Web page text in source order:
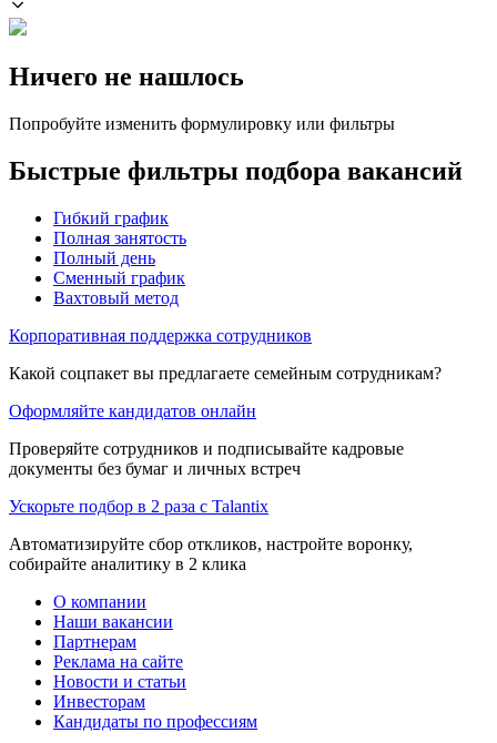
Ничего не нашлось
Попробуйте изменить формулировку или фильтры
Быстрые фильтры подбора вакансий
Гибкий график
Полная занятость
Полный день
Сменный график
Вахтовый метод
Корпоративная поддержка сотрудников
Какой соцпакет вы предлагаете семейным сотрудникам?
Оформляйте кандидатов онлайн
Проверяйте сотрудников и подписывайте кадровые
документы без бумаг и личных встреч
Ускорьте подбор в 2 раза с Talantix
Автоматизируйте сбор откликов, настройте воронку,
собирайте аналитику в 2 клика
О компании
Наши вакансии
Партнерам
Реклама на сайте
Новости и статьи
Инвесторам
Кандидаты по профессиям